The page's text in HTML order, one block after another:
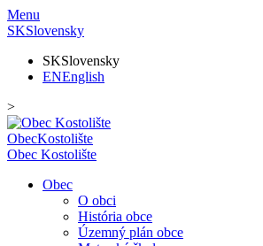
Menu
SKSlovensky
SKSlovensky
ENEnglish
>
ObecKostolište
Obec Kostolište
Obec
O obci
História obce
Územný plán obce